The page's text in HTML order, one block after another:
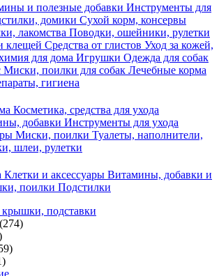
и полезные добавки Инструменты для
домики Сухой корм, консервы
лакомства Поводки, ошейники, рулетки
клещей Средства от глистов Уход за кожей,
для дома Игрушки Одежда для собак
Миски, поилки для собак Лечебные корма
гигиена
Косметика, средства для ухода
добавки Инструменты для ухода
Миски, поилки Туалеты, наполнители,
шлеи, рулетки
Клетки и аксессуары Витамины, добавки и
поилки Подстилки
подставки
(274)